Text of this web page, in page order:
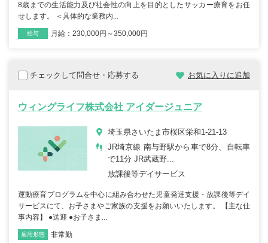
8歳までの生活能力及び社会性の向上を目的としたサッカー療育をお任
せします。 ＜具体的な業務内...
職種
雇用形態
給与 月給：230,000円～350,000円
チェックして問合せ・応募する お気に入りに追加
ウィングライフ株式会社 アイダージュニア
埼玉県さいたま市桜区栄和1-21-13
JR埼京線 南与野駅から車で8分、自転車
で11分 JR武蔵野...
放課後等デイサービス
運動療育プログラムを中心に組み合わせた児童発達支援・放課後等デイ
サービスにて、お子さまやご家族の支援をお願いいたします。 【主な仕
事内容】 ●送迎 ●お子さま...
職種
雇用形態 非常勤